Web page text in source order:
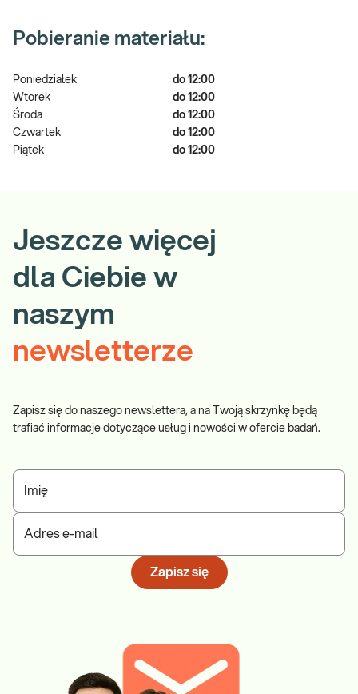
Pobieranie materiału:
Poniedziałek
do 12:00
Wtorek
do 12:00
Środa
do 12:00
Czwartek
do 12:00
Piątek
do 12:00
Jeszcze więcej
dla Ciebie w
naszym
newsletterze
Zapisz się do naszego newslettera, a na Twoją skrzynkę będą
trafiać informacje dotyczące usług i nowości w ofercie badań.
Imię
Adres e-mail
Zapisz się